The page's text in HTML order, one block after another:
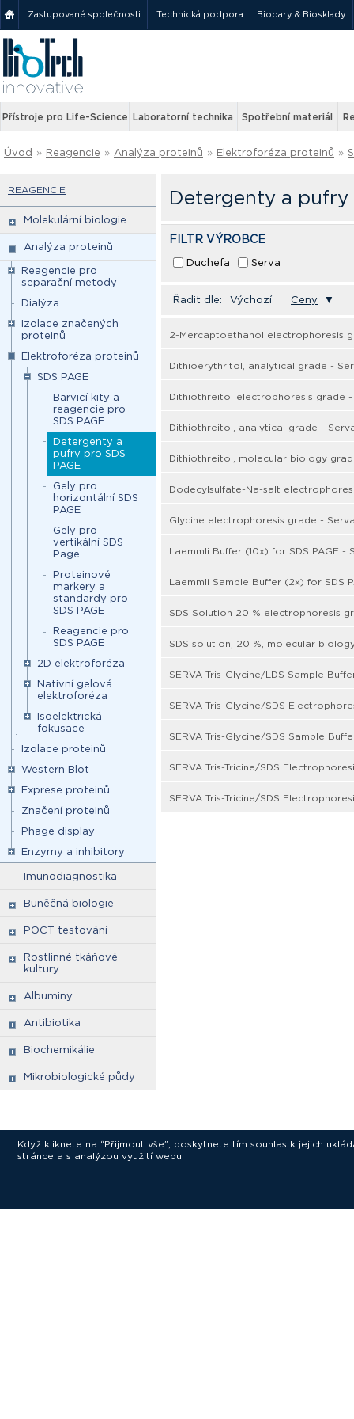
Zastupované společnosti Technická podpora Biobary & Biosklady
Přístroje pro Life-Science Laboratorní technika Spotřební materiál
Úvod » Reagencie » Analýza proteinů » Elektroforéza proteinů »
REAGENCIE
Molekulární biologie
Analýza proteinů
Reagencie pro
separační metody
Dialýza
Izolace značených
proteinů
Elektroforéza proteinů
SDS PAGE
Barvicí kity a
reagencie pro
SDS PAGE
Detergenty a
pufry pro SDS
PAGE
Gely pro
horizontální SDS
PAGE
Gely pro
vertikální SDS
Page
Proteinové
markery a
standardy pro
SDS PAGE
Reagencie pro
SDS PAGE
2D elektroforéza
Nativní gelová
elektroforéza
Isoelektrická
fokusace
Izolace proteinů
Western Blot
Exprese proteinů
Značení proteinů
Phage display
Enzymy a inhibitory
Imunodiagnostika
Buněčná biologie
POCT testování
Rostlinné tkáňové
kultury
Albuminy
Antibiotika
Biochemikálie
Mikrobiologické půdy
Detergenty a pufry
FILTR VÝROBCE
Duchefa Serva
Řadit dle: Výchozí Ceny ▼
2-Mercaptoethanol electrophoresis
Dithioerythritol, analytical grade -
Dithiothreitol electrophoresis grade -
Dithiothreitol, analytical grade -
Dithiothreitol, molecular biology
Dodecylsulfate-Na-salt
Glycine electrophoresis grade -
Laemmli Buffer (10x) for SDS PAGE -
Laemmli Sample Buffer (2x) for SDS
SDS Solution 20 % electrophoresis
SDS solution, 20 %, molecular
SERVA Tris-Glycine/LDS Sample
SERVA Tris-Glycine/SDS
SERVA Tris-Glycine/SDS Sample
SERVA Tris-Tricine/SDS
SERVA Tris-Tricine/SDS
Když kliknete na “Přijmout vše”, poskytnete tím souhlas k jejich
stránce a s analýzou využití webu.